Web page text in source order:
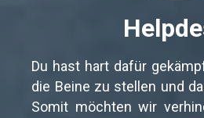
Du hast hart dafür
die Beine zu stellen und
Somit möchten wir